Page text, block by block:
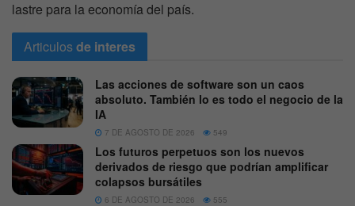
lastre para la economía del país.
Articulosde interes
Las acciones de software son un caos
absoluto. También lo es todo el negocio de la
IA
7 DE AGOSTO DE 2026 549
Los futuros perpetuos son los nuevos
derivados de riesgo que podrían amplificar
colapsos bursátiles
6 DE AGOSTO DE 2026 555